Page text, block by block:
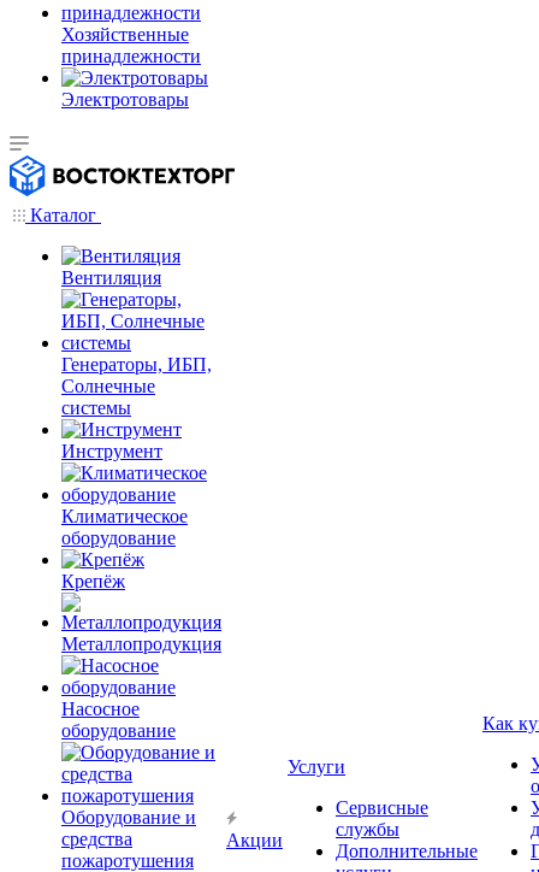
Хозяйственные
принадлежности
Электротовары
Каталог
Вентиляция
Генераторы, ИБП,
Солнечные
системы
Инструмент
Климатическое
оборудование
Крепёж
Металлопродукция
Насосное
оборудование
Оборудование и
средства
пожаротушения
Акции
Услуги
Сервисные
службы
Дополнительные
Как